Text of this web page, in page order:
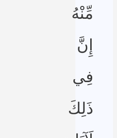
مِّنْهُ
إِنَّ
فِي
ذَلِكَ